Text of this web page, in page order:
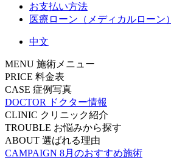
お支払い方法
医療ローン（メディカルローン）
中文
MENU 施術メニュー
PRICE 料金表
CASE 症例写真
DOCTOR
ドクター情報
CLINIC クリニック紹介
TROUBLE お悩みから探す
ABOUT 選ばれる理由
CAMPAIGN 8月のおすすめ施術